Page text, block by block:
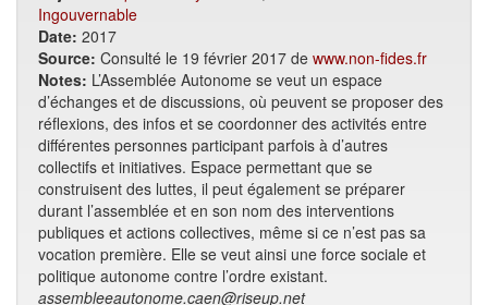
Ingouvernable
Date: 2017
Source: Consulté le 19 février 2017 de www.non-fides.fr
Notes: L’Assemblée Autonome se veut un espace
d’échanges et de discussions, où peuvent se proposer des
réflexions, des infos et se coordonner des activités entre
différentes personnes participant parfois à d’autres
collectifs et initiatives. Espace permettant que se
construisent des luttes, il peut également se préparer
durant l’assemblée et en son nom des interventions
publiques et actions collectives, même si ce n’est pas sa
vocation première. Elle se veut ainsi une force sociale et
politique autonome contre l’ordre existant.
assembleeautonome.caen@riseup.net